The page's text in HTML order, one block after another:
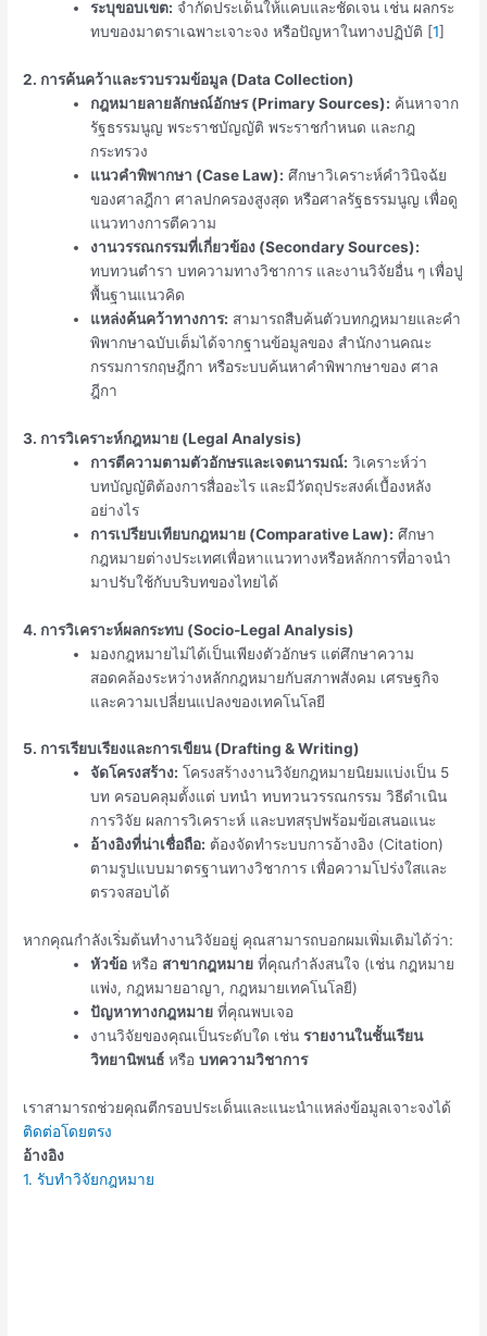
ระบุขอบเขต: จำกัดประเด็นให้แคบและชัดเจน เช่น ผลกระ
ทบของมาตราเฉพาะเจาะจง หรือปัญหาในทางปฏิบัติ [1]
2. การค้นคว้าและรวบรวมข้อมูล (Data Collection)
กฎหมายลายลักษณ์อักษร (Primary Sources): ค้นหาจาก
รัฐธรรมนูญ พระราชบัญญัติ พระราชกำหนด และกฎ
กระทรวง
แนวคำพิพากษา (Case Law): ศึกษาวิเคราะห์คำวินิจฉัย
ของศาลฎีกา ศาลปกครองสูงสุด หรือศาลรัฐธรรมนูญ เพื่อดู
แนวทางการตีความ
งานวรรณกรรมที่เกี่ยวข้อง (Secondary Sources):
ทบทวนตำรา บทความทางวิชาการ และงานวิจัยอื่น ๆ เพื่อปู
พื้นฐานแนวคิด
แหล่งค้นคว้าทางการ: สามารถสืบค้นตัวบทกฎหมายและคำ
พิพากษาฉบับเต็มได้จากฐานข้อมูลของ สำนักงานคณะ
กรรมการกฤษฎีกา หรือระบบค้นหาคำพิพากษาของ ศาล
ฎีกา
3. การวิเคราะห์กฎหมาย (Legal Analysis)
การตีความตามตัวอักษรและเจตนารมณ์: วิเคราะห์ว่า
บทบัญญัติต้องการสื่ออะไร และมีวัตถุประสงค์เบื้องหลัง
อย่างไร
การเปรียบเทียบกฎหมาย (Comparative Law): ศึกษา
กฎหมายต่างประเทศเพื่อหาแนวทางหรือหลักการที่อาจนำ
มาปรับใช้กับบริบทของไทยได้
4. การวิเคราะห์ผลกระทบ (Socio-Legal Analysis)
มองกฎหมายไม่ได้เป็นเพียงตัวอักษร แต่ศึกษาความ
สอดคล้องระหว่างหลักกฎหมายกับสภาพสังคม เศรษฐกิจ
และความเปลี่ยนแปลงของเทคโนโลยี
5. การเรียบเรียงและการเขียน (Drafting & Writing)
จัดโครงสร้าง: โครงสร้างงานวิจัยกฎหมายนิยมแบ่งเป็น 5
บท ครอบคลุมตั้งแต่ บทนำ ทบทวนวรรณกรรม วิธีดำเนิน
การวิจัย ผลการวิเคราะห์ และบทสรุปพร้อมข้อเสนอแนะ
อ้างอิงที่น่าเชื่อถือ: ต้องจัดทำระบบการอ้างอิง (Citation)
ตามรูปแบบมาตรฐานทางวิชาการ เพื่อความโปร่งใสและ
ตรวจสอบได้
หากคุณกำลังเริ่มต้นทำงานวิจัยอยู่ คุณสามารถบอกผมเพิ่มเติมได้ว่า:
หัวข้อหรือ สาขากฎหมายที่คุณกำลังสนใจ (เช่น กฎหมาย
แพ่ง, กฎหมายอาญา, กฎหมายเทคโนโลยี)
ปัญหาทางกฎหมายที่คุณพบเจอ
งานวิจัยของคุณเป็นระดับใด เช่น รายงานในชั้นเรียน
วิทยานิพนธ์หรือ บทความวิชาการ
เราสามารถช่วยคุณตีกรอบประเด็นและแนะนำแหล่งข้อมูลเจาะจงได้
ติดต่อโดยตรง
อ้างอิง
1. รับทำวิจัยกฎหมาย